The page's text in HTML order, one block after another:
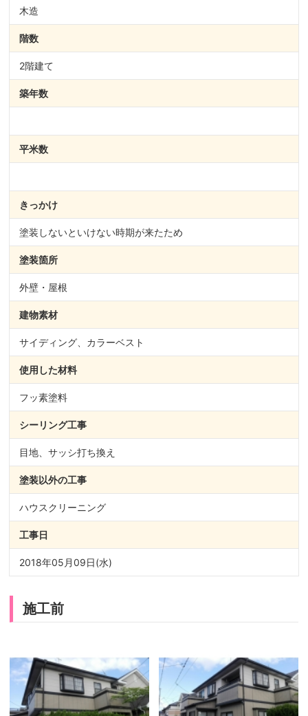
木造
階数
2階建て
築年数
平米数
きっかけ
塗装しないといけない時期が来たため
塗装箇所
外壁・屋根
建物素材
サイディング、カラーベスト
使用した材料
フッ素塗料
シーリング工事
目地、サッシ打ち換え
塗装以外の工事
ハウスクリーニング
工事日
2018年05月09日(水)
施工前